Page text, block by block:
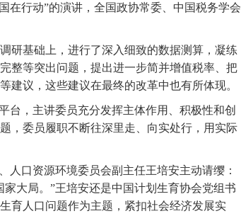
在行动”的演讲，全国政协常委、中国税务学会
基础上，进行了深入细致的数据测算，凝练
整等突出问题，提出进一步简并增值税率、把
建议，这些建议在最终的改革中也有所体现。
，主讲委员充分发挥主体作用、积极性和创
，委员履职不断往深里走、向实处行，用实际
口资源环境委员会副主任王培安主动请缨：
大局。”王培安还是中国计划生育协会党组书
育人口问题作为主题，紧扣社会经济发展实